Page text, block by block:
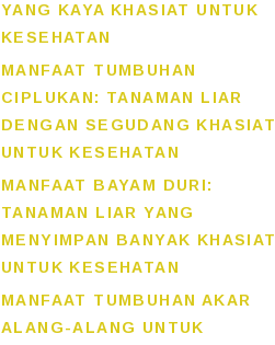
YANG KAYA KHASIAT UNTUK
KESEHATAN
MANFAAT TUMBUHAN
CIPLUKAN: TANAMAN LIAR
DENGAN SEGUDANG KHASIAT
UNTUK KESEHATAN
MANFAAT BAYAM DURI:
TANAMAN LIAR YANG
MENYIMPAN BANYAK KHASIAT
UNTUK KESEHATAN
MANFAAT TUMBUHAN AKAR
ALANG-ALANG UNTUK